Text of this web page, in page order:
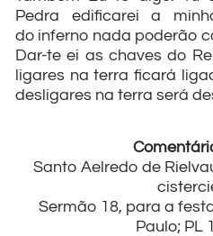
Pedra edificarei a
do inferno nada poderão
Dar-te ei as chaves do
ligares na terra ficará
desligares na terra será
Santo Aelredo de
Sermão 18, para a
Paulo; PL